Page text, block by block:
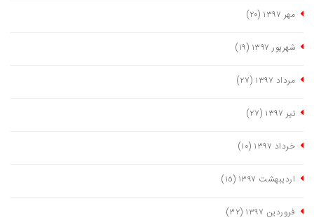
مهر ١٣٩٧ (٢٠)
شهریور ١٣٩٧ (١٩)
مرداد ١٣٩٧ (٢٧)
تیر ١٣٩٧ (٢٧)
خرداد ١٣٩٧ (١٠)
اردیبهشت ١٣٩٧ (١٥)
فروردین ١٣٩٧ (٣٢)